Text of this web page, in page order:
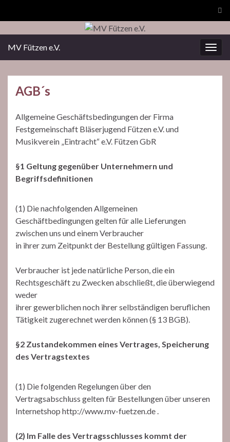
MV Fützen e.V.
AGB´s
Allgemeine Geschäftsbedingungen der Firma
Festgemeinschaft Bläserjugend Fützen e.V. und
Musikverein „Eintracht“ e.V. Fützen GbR
§1 Geltung gegenüber Unternehmern und
Begriffsdefinitionen
(1) Die nachfolgenden Allgemeinen
Geschäftbedingungen gelten für alle Lieferungen
zwischen uns und einem Verbraucher
in ihrer zum Zeitpunkt der Bestellung gültigen Fassung.
Verbraucher ist jede natürliche Person, die ein
Rechtsgeschäft zu Zwecken abschließt, die überwiegend
weder
ihrer gewerblichen noch ihrer selbständigen beruflichen
Tätigkeit zugerechnet werden können (§ 13 BGB).
§2 Zustandekommen eines Vertrages, Speicherung
des Vertragstextes
(1) Die folgenden Regelungen über den
Vertragsabschluss gelten für Bestellungen über unseren
Internetshop http://www.mv-fuetzen.de .
(2) Im Falle des Vertragsschlusses kommt der